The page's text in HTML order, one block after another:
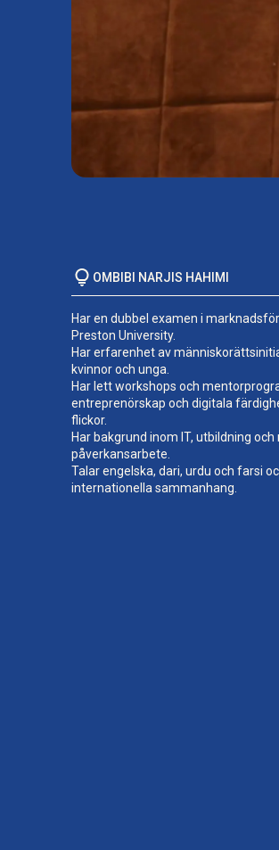
OMBIBI NARJIS HAHIMI
Har en dubbel examen i
Preston University.
Har erfarenhet av
kvinnor och unga.
Har lett workshops och
entreprenörskap och digitala
flickor.
Har bakgrund inom IT, utbildning
påverkansarbete.
Talar engelska, dari, urdu och farsi
internationella sammanhang.